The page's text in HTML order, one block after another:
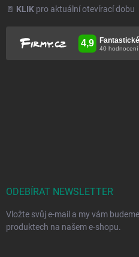
🚪 KLIK pro aktuální otevírací dobu
ODEBÍRAT NEWSLETTER
Vložte svůj e-mail a my vám
produktech na našem e-shopu.